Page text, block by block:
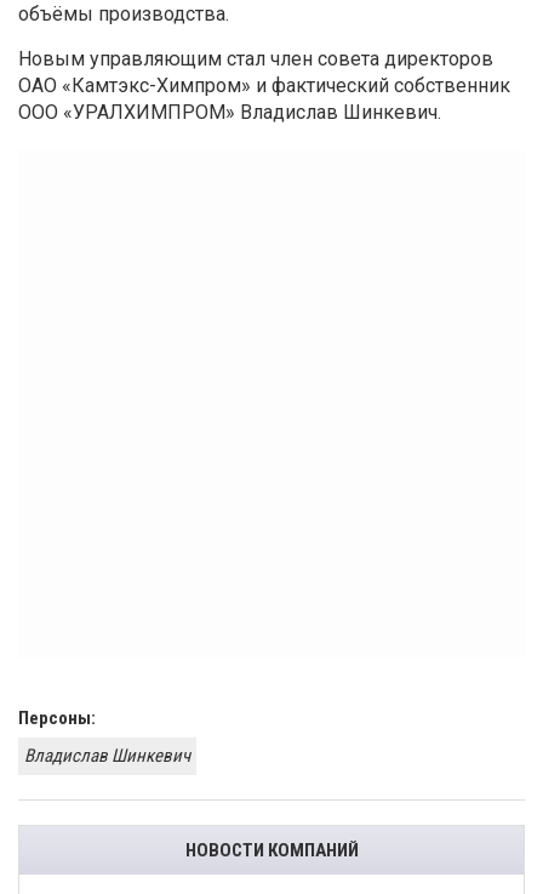
объёмы производства.
Новым управляющим стал член совета директоров
ОАО «Камтэкс-Химпром» и фактический собственник
ООО «УРАЛХИМПРОМ» Владислав Шинкевич.
Персоны:
Владислав Шинкевич
НОВОСТИ КОМПАНИЙ